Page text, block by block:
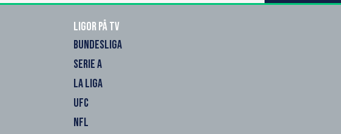
Ligor på TV
BUNDESLIGA
SERIE A
LA LIGA
UFC
NFL